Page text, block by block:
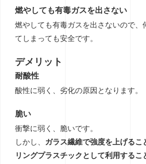
燃やしても有毒ガスを出さない
燃やしても有毒ガスを出さないので、
てしまっても安全です。
デメリット
耐酸性
酸性に弱く、劣化の原因となります。
脆い
衝撃に弱く、脆いです。
しかし、
ガラス繊維で強度を上げるこ
リングプラスチックとして利用するこ